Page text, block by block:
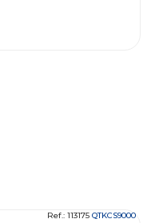
Ref.: 113175 QTKCS9000